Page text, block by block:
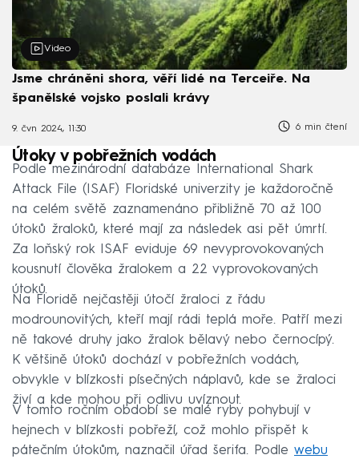
Video
Jsme chráněni shora, věří lidé na Terceiře. Na
španělské vojsko poslali krávy
9. čvn 2024, 11:30 6 min čtení
Útoky v pobřežních vodách
Podle mezinárodní databáze International Shark
Attack File (ISAF) Floridské univerzity je každoročně
na celém světě zaznamenáno přibližně 70 až 100
útoků žraloků, které mají za následek asi pět úmrtí.
Za loňský rok ISAF eviduje 69 nevyprovokovaných
kousnutí člověka žralokem a 22 vyprovokovaných
útoků.
Na Floridě nejčastěji útočí žraloci z řádu
modrounovitých, kteří mají rádi teplá moře. Patří mezi
ně takové druhy jako žralok bělavý nebo černocípý.
K většině útoků dochází v pobřežních vodách,
obvykle v blízkosti písečných náplavů, kde se žraloci
živí a kde mohou při odlivu uvíznout.
V tomto ročním období se malé ryby pohybují v
hejnech v blízkosti pobřeží, což mohlo přispět k
pátečním útokům, naznačil úřad šerifa. Podle webu